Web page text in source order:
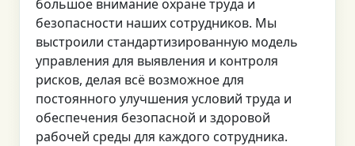
большое внимание охране труда и
безопасности наших сотрудников. Мы
выстроили стандартизированную модель
управления для выявления и контроля
рисков, делая всё возможное для
постоянного улучшения условий труда и
обеспечения безопасной и здоровой
рабочей среды для каждого сотрудника.